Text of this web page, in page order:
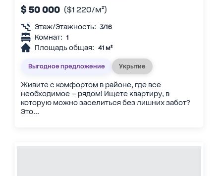
$ 50 000 ($1 220/м²)
Этаж/Этажность: 3/16
Комнат: 1
Площадь общая: 41 м²
Выгодное предложение Укрытие
Живите с комфортом в районе, где все
необходимое — рядом! Ищете квартиру, в
которую можно заселиться без лишних забот?
Это...